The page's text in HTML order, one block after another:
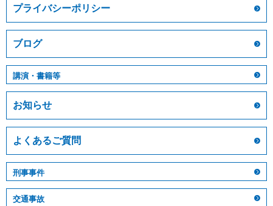
プライバシーポリシー
ブログ
講演・書籍等
お知らせ
よくあるご質問
刑事事件
交通事故